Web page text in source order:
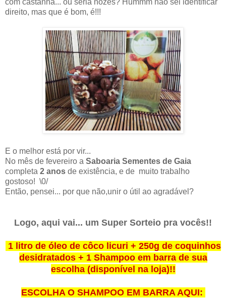
direito, mas que é bom, é!!!
E o melhor está por vir...
No mês de fevereiro a Saboaria Sementes de Gaia
completa 2 anos de existência, e de muito trabalho
gostoso! \0/
Então, pensei... por que não,unir o útil ao agradável?
Logo, aqui vai... um Super Sorteio pra vocês!!
1 litro de óleo de côco licuri + 250g de coquinhos
desidratados + 1 Shampoo em barra de sua
escolha (disponível na loja)!!
ESCOLHA O SHAMPOO EM BARRA AQUI: